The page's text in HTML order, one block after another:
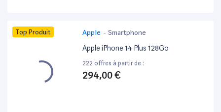
Top Produit Apple - Smartphone
Apple iPhone 14 Plus 128Go
222 offres à partir de :
294,00 €